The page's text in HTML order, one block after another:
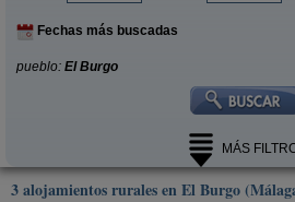
Fechas más buscadas
pueblo: El Burgo
MÁS
3 alojamientos rurales en El Burgo